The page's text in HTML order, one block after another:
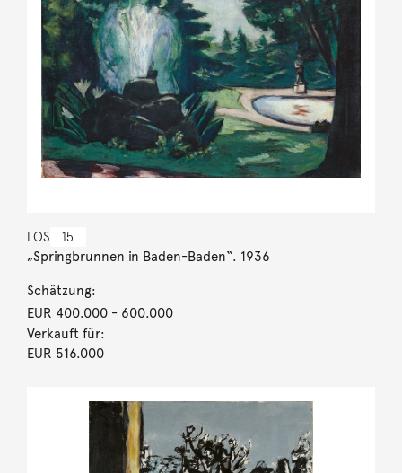
LOS 15
„Springbrunnen in Baden-Baden“. 1936
Schätzung:
EUR 400.000- 600.000
Verkauft für:
EUR 516.000